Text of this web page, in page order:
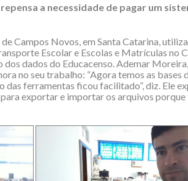
a necessidade de pagar um
Campos Novos, em Santa Catarina,
Escolar e Escolas e Matrículas no
dos dados do Educacenso. Ademar
no seu trabalho: “Agora temos as bases
das ferramentas ficou facilitado”, diz. Ele
exportar e importar os arquivos porque